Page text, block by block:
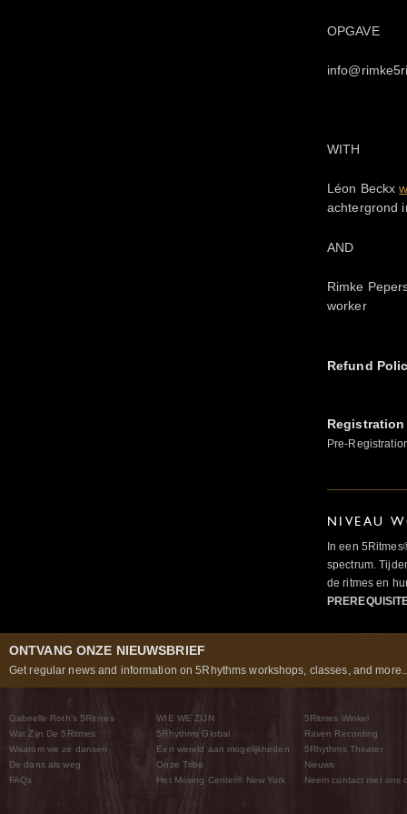
OPGAVE
WITH
Léon Beckx
achtergrond
AND
Rimke
worker
Refund
Pre-
NIVEAU
In een
spectrum.
de ritmes en
ONTVANG ONZE NIEUWSBRIEF
Get regular news and information on 5Rhythms workshops, classes, and
Gabrielle Roth’s 5Ritmes
Wat Zijn De 5Ritmes
Waarom we ze dansen
De dans als weg
FAQs
WIE WE ZIJN
5Rhythms Global
Een wereld aan mogelijkheden
Onze Tribe
Het Moving Center® New York
5Ritmes Winkel
Raven Recording
5Rhythms Theater
Nieuws
Neem contact met ons